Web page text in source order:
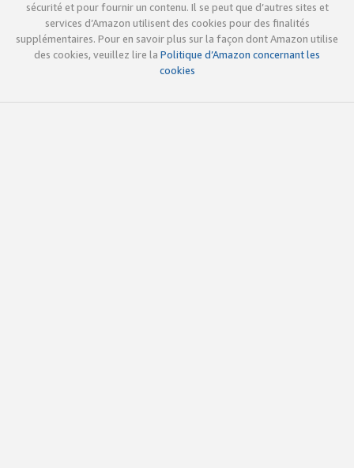
sécurité et pour fournir un contenu. Il se peut que d’autres sites et
services d’Amazon utilisent des cookies pour des finalités
supplémentaires. Pour en savoir plus sur la façon dont Amazon utilise
des cookies, veuillez lire la Politique d’Amazon concernant les
cookies